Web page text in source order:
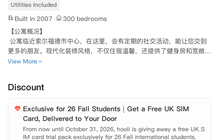
Utilities Included
Built in 2007
300 bedrooms
【公寓概况】
公寓临近索尔福德市中心，在这里，会有定期的社交活动，能让您交到
更多的朋友。现代化装修风格，不仅住宿温馨，还提供了健身房和宽敞的
公共社交空间，为您和的学生生活打下良好的基础。
View More
Discount
Exclusive for 26 Fall Students｜Get a Free UK SIM
Card, Delivered to Your Door
From now until October 31, 2026, hooli is giving away a free UK S
IM card trial pack exclusively for 26 Fall international students.